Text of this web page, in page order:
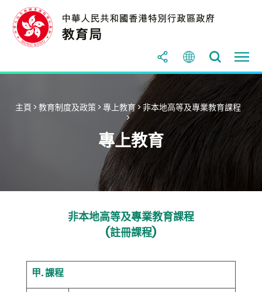
主頁 >教育制度及政策 >專上教育>非本地高等及專業教育課程
>
專上教育
非本地高等及專業教育課程
(註冊課程)
甲. 課程